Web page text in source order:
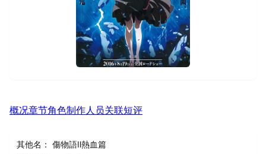
概况章节角色制作人员关联短评
其他名： 傷物語Ⅱ熱血篇